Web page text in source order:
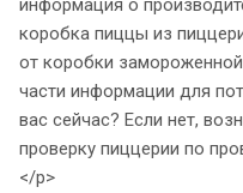
информация о
коробка пиццы из
от коробки
части информации для
вас сейчас? Если нет,
проверку пиццерии по
</p>